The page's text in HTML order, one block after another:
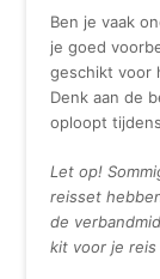
Ben je vaak
je goed
geschikt voor
Denk aan de
oploopt
Let op!
reisset
de
kit voor je reis